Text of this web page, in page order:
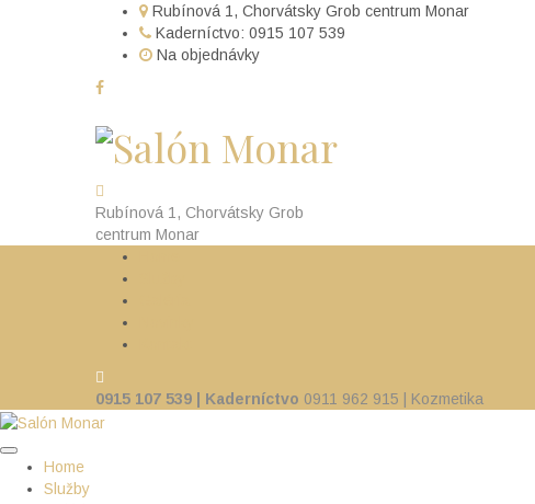
Rubínová 1, Chorvátsky Grob centrum Monar
Kaderníctvo: 0915 107 539
Na objednávky
Rubínová 1, Chorvátsky Grob
centrum Monar
0915 107 539 | Kaderníctvo 0911 962 915 | Kozmetika
Home
Služby